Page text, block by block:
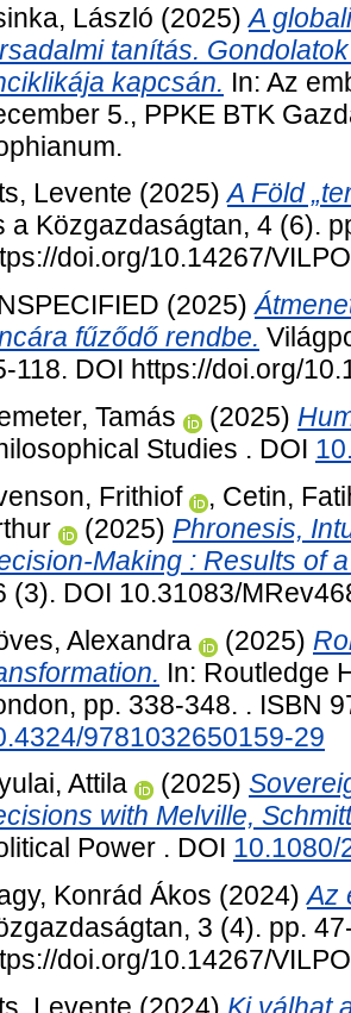
László (2025)A
tanítás.
kapcsán. In: Az
5., PPKE BTK
Levente (2025)A Föld
a Közgazdaságtan, 4 (6).
doi.org/10.14267/
(2025)
fűződő rendbe.
118. DOI https://doi.org/
Tamás
(2025)
Studies . DOI
Frithiof
, Cetin,
(2025) Phronesis,
Making : Results of
(3). DOI 10.31083/
Alexandra
(2025)
In: Routledge
pp. 338-348. . ISBN
9781032650159-29
Attila
(2025)
with Melville,
Power . DOI 10.1080/
Konrád Ákos (2024)Az
3 (4). pp.
doi.org/10.14267/